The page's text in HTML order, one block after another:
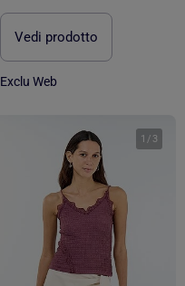
Vedi prodotto
Exclu Web
1 / 3